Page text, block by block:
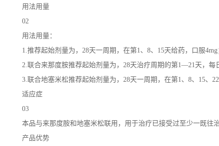
用法用量
02
用法用量：
1.推荐起始剂量为，28天一周期，在第1、8、15天给药，口服4mg
2.联合来那度胺推荐起始剂量为，28天治疗周期的第1—21天，每
3.联合地塞米松推荐起始剂量为，28天一周期，在第1、8、15、
适应症
03
本品与来那度胺和地塞米松联用，用于治疗已接受过至少一既往
产品优势